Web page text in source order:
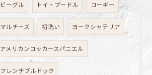
ビーグル トイ・プードル コーギー
マルチーズ 初洗い ヨークシャテリア
アメリカンコッカースパニエル
フレンチブルドック